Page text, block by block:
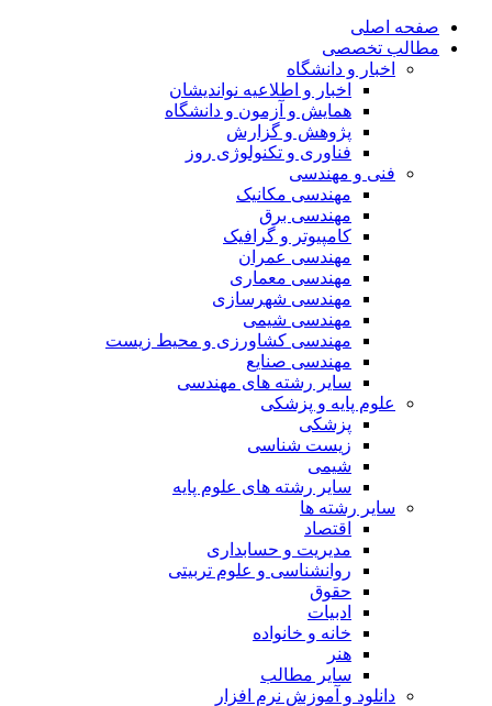
صفحه اصلی
مطالب تخصصی
اخبار و دانشگاه
اخبار و اطلاعیه نواندیشان
همایش و آزمون و دانشگاه
پژوهش و گزارش
فناوری و تکنولوژی روز
فنی و مهندسی
مهندسی مکانیک
مهندسی برق
کامپیوتر و گرافیک
مهندسی عمران
مهندسی معماری
مهندسی شهرسازی
مهندسی شیمی
مهندسی کشاورزی و محیط زیست
مهندسی صنایع
سایر رشته های مهندسی
علوم پایه و پزشکی
پزشکی
زیست شناسی
شیمی
سایر رشته های علوم پایه
سایر رشته ها
اقتصاد
مدیریت و حسابداری
روانشناسی و علوم تربیتی
حقوق
ادبیات
خانه و خانواده
هنر
سایر مطالب
دانلود و آموزش نرم افزار